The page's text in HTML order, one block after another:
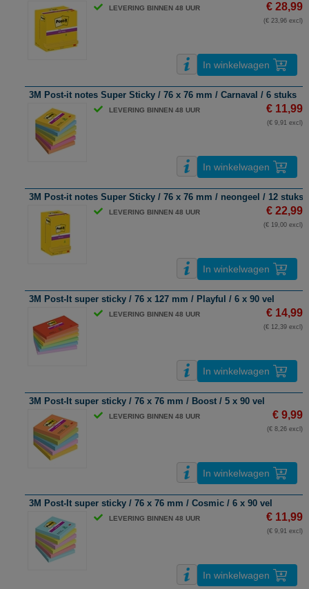
LEVERING BINNEN 48 UUR € 28,99
(€ 23,96 excl)
In winkelwagen
3M Post-it notes Super Sticky / 76 x 76 mm / Carnaval / 6 stuks
LEVERING BINNEN 48 UUR € 11,99
(€ 9,91 excl)
In winkelwagen
3M Post-it notes Super Sticky / 76 x 76 mm / neongeel / 12 stuks
LEVERING BINNEN 48 UUR € 22,99
(€ 19,00 excl)
In winkelwagen
3M Post-It super sticky / 76 x 127 mm / Playful / 6 x 90 vel
LEVERING BINNEN 48 UUR € 14,99
(€ 12,39 excl)
In winkelwagen
3M Post-It super sticky / 76 x 76 mm / Boost / 5 x 90 vel
LEVERING BINNEN 48 UUR € 9,99
(€ 8,26 excl)
In winkelwagen
3M Post-It super sticky / 76 x 76 mm / Cosmic / 6 x 90 vel
LEVERING BINNEN 48 UUR € 11,99
(€ 9,91 excl)
In winkelwagen